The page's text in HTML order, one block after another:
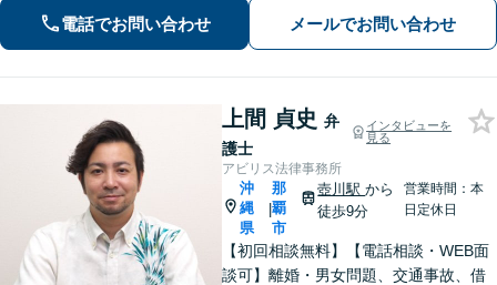
く、丁寧なヒアリングで皆様のお気持
ちに寄り添います。
電話でお問い合わせ メールでお問い合わせ
上間 貞史 弁
護士
インタビューを
見る
アビリス法律事務所
沖
縄
県
|
那
覇
市
壺川駅から
徒歩9分
営業時間：本
日定休日
【初回相談無料】【電話相談・WEB面
談可】離婚・男女問題、交通事故、借